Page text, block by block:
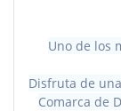
Uno de los
Disfruta de
Comarca de